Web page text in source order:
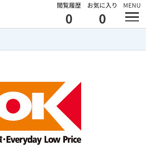
閲覧履歴
0
お気に入り
0
MENU